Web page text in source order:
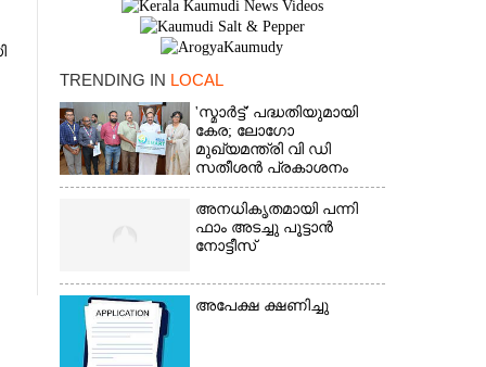
TRENDING IN LOCAL
'സ്മാർട്ട്' പദ്ധതിയുമായി
കേര; ലോഗോ
മുഖ്യമന്ത്രി വി ഡി
സതീശൻ പ്രകാശനം
ചെയ്തു
അനധികൃതമായി പന്നി
ഫാം അടച്ചു പൂട്ടാൻ
നോട്ടീസ്
അപേക്ഷ ക്ഷണിച്ചു
×